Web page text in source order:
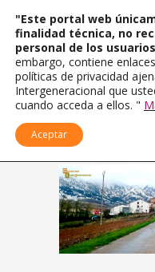
"Este portal web
finalidad técnica, no
personal de los
embargo, contiene
políticas de privacidad
Intergeneracional que
cuando acceda a ellos. "
Aceptar